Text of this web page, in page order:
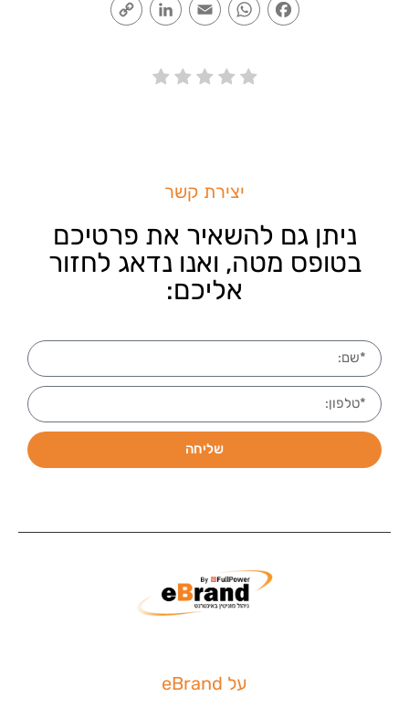
Facebook
WhatsApp
Email
LinkedIn
יצירת קשר
ניתן גם להשאיר את פרטיכם
בטופס מטה, ואנו נדאג לחזור
אליכם:
שליחה
על eBrand